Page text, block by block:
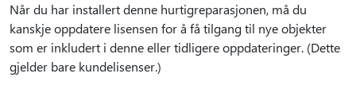
Når du har installert denne hurtigreparasjonen, må du
kanskje oppdatere lisensen for å få tilgang til nye objekter
som er inkludert i denne eller tidligere oppdateringer. (Dette
gjelder bare kundelisenser.)